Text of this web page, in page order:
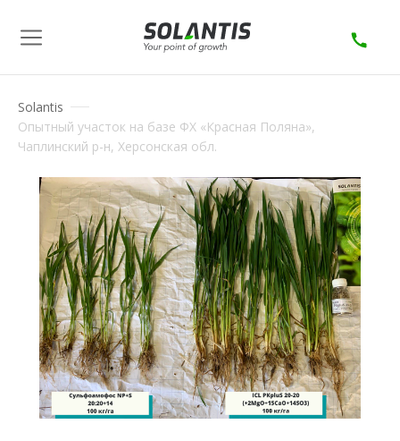
Solantis
Опытный участок на базе ФХ «Красная Поляна»,
Чаплинский р-н, Херсонская обл.